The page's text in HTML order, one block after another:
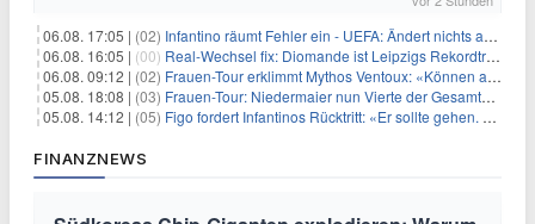
06.08. 17:05 | (02) Infantino räumt Fehler ein - UEFA: Ändert nichts an Boykott
06.08. 16:05 | (00) Real-Wechsel fix: Diomande ist Leipzigs Rekordtransfer
06.08. 09:12 | (02) Frauen-Tour erklimmt Mythos Ventoux: «Können alles schaffen»
05.08. 18:08 | (03) Frauen-Tour: Niedermaier nun Vierte der Gesamtwertung
05.08. 14:12 | (05) Figo fordert Infantinos Rücktritt: «Er sollte gehen. Jetzt»
FINANZNEWS